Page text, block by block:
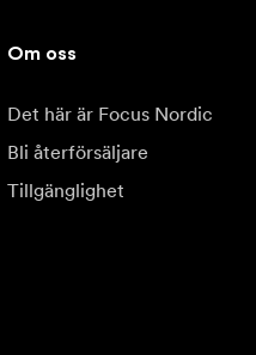
Om oss
Det här är Focus Nordic
Bli återförsäljare
Tillgänglighet